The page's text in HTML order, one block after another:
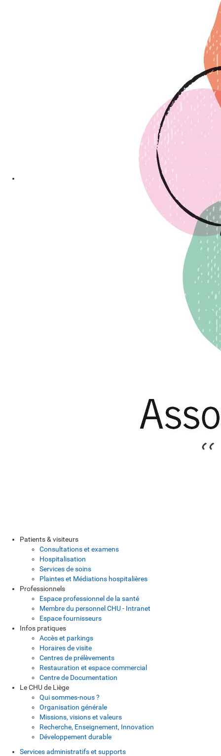
Patients & visiteurs
Consultations et examens
Hospitalisation
Services de soins
Plaintes et Médiations hospitalières
Professionnels
Espace professionnel de la santé
Membre du personnel CHU - Intranet
Espace fournisseurs
Infos pratiques
Accès et parkings
Horaires de visite
Centres de prélèvements
Restauration et espace commercial
Centre de Documentation
Le CHU de Liège
Qui sommes-nous ?
Organisation générale
Missions, visions et valeurs
Recherche, Enseignement, Innovation
Développement durable
Services administratifs et supports